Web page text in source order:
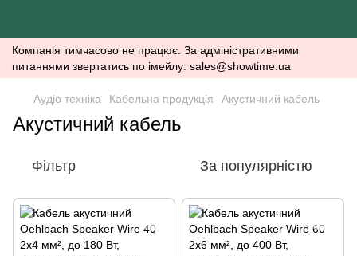
Компанія тимчасово не працює. За адміністративними
питаннями звертатись по імейлу: sales@showtime.ua
Аудіо техніка Кабельна продукція Акустичний кабель
Акустичний кабель
Фільтр За популярністю